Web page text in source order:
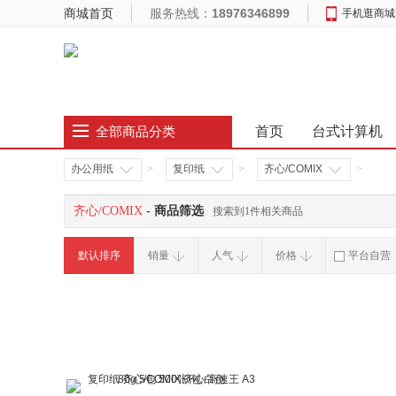
商城首页 服务热线： 18976346899 手机逛商城
全部商品分类 首页 台式计算机
办公用纸 > 复印纸 > 齐心/COMIX >
齐心/COMIX - 商品筛选 搜索到1件相关商品
默认排序 销量 人气 价格 平台自营